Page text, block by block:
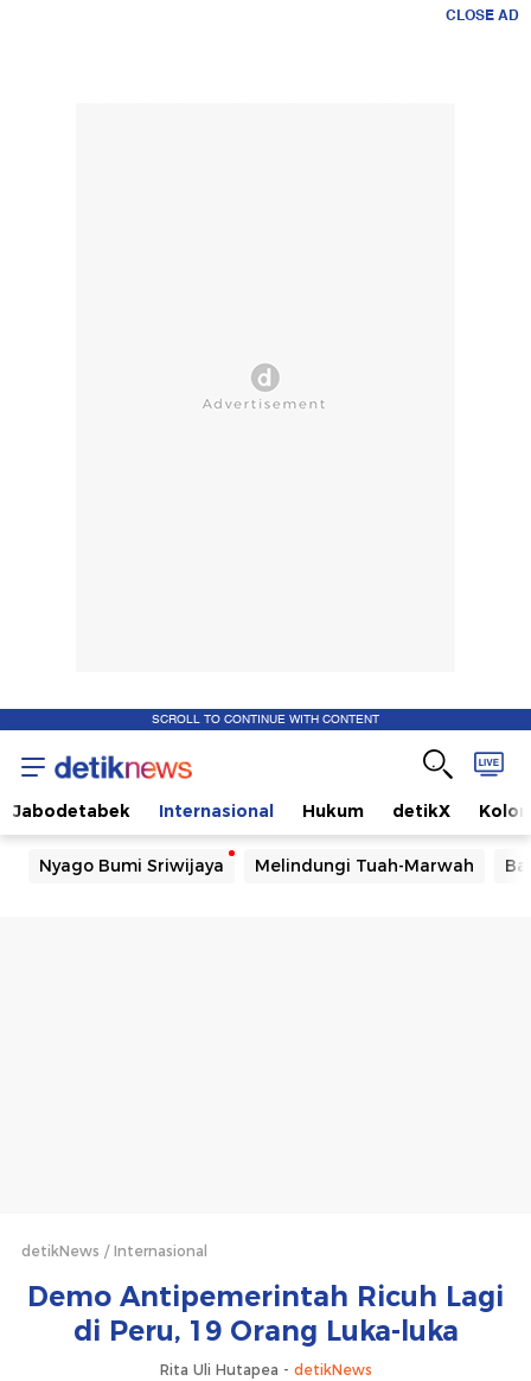
CLOSE AD
SCROLL TO CONTINUE WITH CONTENT
Jabodetabek Internasional Hukum detikX
Nyago Bumi Sriwijaya Melindungi Tuah-Marwah
detikNews Internasional
Demo Antipemerintah Ricuh Lagi
di Peru, 19 Orang Luka-luka
Rita Uli Hutapea - detikNews